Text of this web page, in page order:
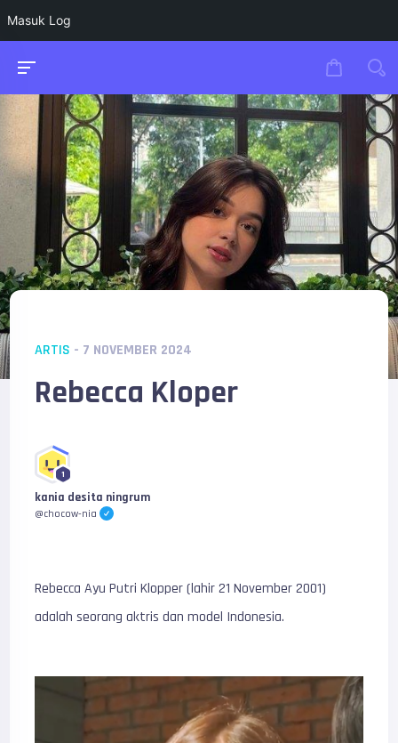
Masuk Log
ARTIS - 7 NOVEMBER 2024
Rebecca Kloper
1
kania desita ningrum
@chocow-nia
Rebecca Ayu Putri Klopper (lahir 21 November 2001)
adalah seorang aktris dan model Indonesia.